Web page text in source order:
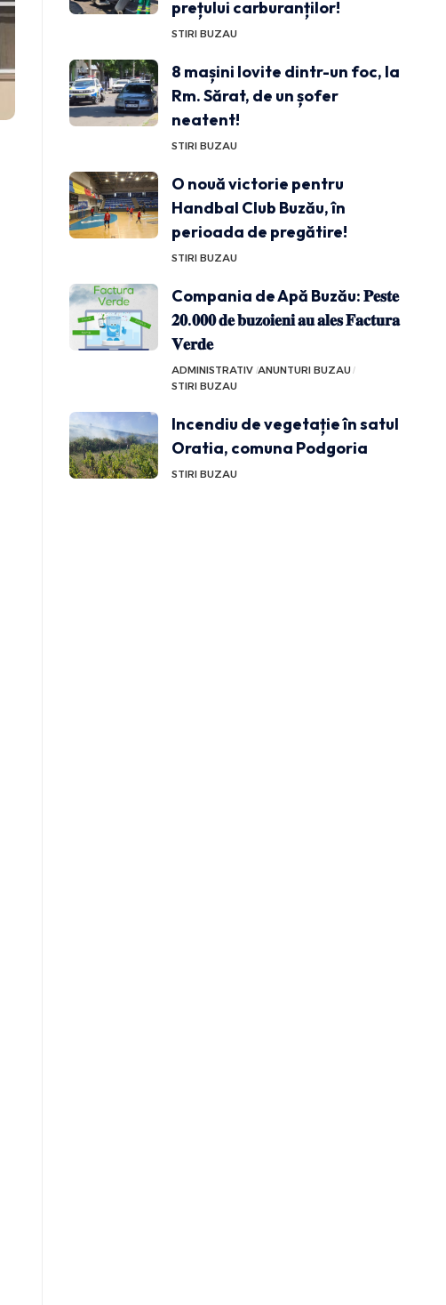
prețului carburanților!
STIRI BUZAU
8 mașini lovite dintr-un foc, la
Rm. Sărat, de un șofer
neatent!
STIRI BUZAU
O nouă victorie pentru
Handbal Club Buzău, în
perioada de pregătire!
STIRI BUZAU
Compania de Apă Buzău: 𝐏𝐞𝐬𝐭𝐞
𝟐𝟎.𝟎𝟎𝟎 𝐝𝐞 𝐛𝐮𝐳𝐨𝐢𝐞𝐧𝐢 𝐚𝐮 𝐚𝐥𝐞𝐬 𝐅𝐚𝐜𝐭𝐮𝐫𝐚
𝐕𝐞𝐫𝐝𝐞
ADMINISTRATIV ANUNTURI BUZAU
STIRI BUZAU
Incendiu de vegetație în satul
Oratia, comuna Podgoria
STIRI BUZAU